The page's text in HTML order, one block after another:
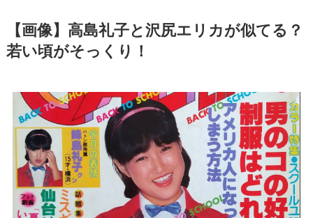
【画像】高島礼子と沢尻エリカが似てる？
若い頃がそっくり！